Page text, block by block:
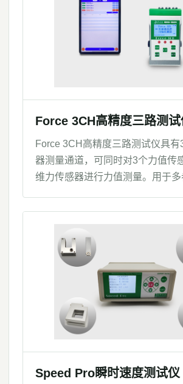
Force 3CH高精度三路测试
Force 3CH高精度三路测试仪具
器测量通道，可同时对3个力值传
维力传感器进行力值测量。用于多
Speed Pro瞬时速度测试仪